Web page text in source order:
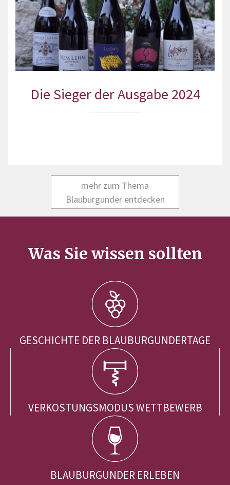
Die Sieger der Ausgabe 2024
mehr zum Thema
Blauburgunder entdecken
Was Sie wissen sollten
GESCHICHTE DER BLAUBURGUNDERTAGE
VERKOSTUNGSMODUS WETTBEWERB
BLAUBURGUNDER ERLEBEN